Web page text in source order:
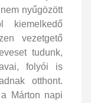
nyűgözött
kiemelkedő
vezetgető
tudunk,
folyói is
otthont.
Márton napi